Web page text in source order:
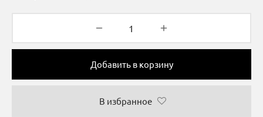
Добавить в корзину
В избранное